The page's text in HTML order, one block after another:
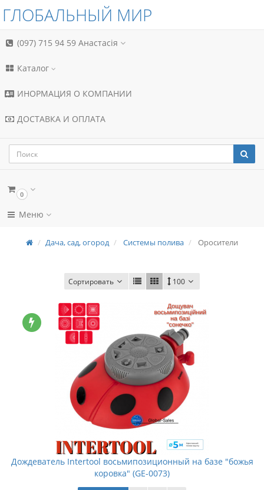
ГЛОБАЛЬНЫЙ МИР
(097) 715 94 59 Анастасія
Каталог
ИНОРМАЦИЯ О КОМПАНИИ
ДОСТАВКА И ОПЛАТА
0
Меню
Дача, сад, огород Системы полива Оросители
Сортировать 100
Дождеватель Intertool восьмипозиционный на базе "божья
коровка" (GE-0073)